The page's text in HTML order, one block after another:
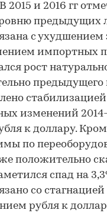
2015 и 2016 гг
предыдущих
с
импортных
рост
изменений 2014-
к доллару.
по
положительно
спад на
со
рубля к